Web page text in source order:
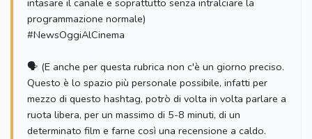
intasare il canale e soprattutto senza intralciare la
programmazione normale)
#NewsOggiAlCinema
🗣 (E anche per questa rubrica non c'è un giorno preciso.
Questo è lo spazio più personale possibile, infatti per
mezzo di questo hashtag, potrò di volta in volta parlare a
ruota libera, per un massimo di 5-8 minuti, di un
determinato film e farne così una recensione a caldo.